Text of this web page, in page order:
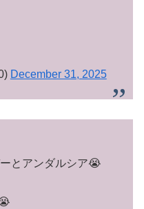
December 31, 2025
とアンダルシア😭